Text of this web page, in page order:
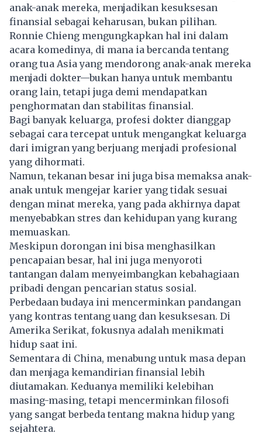
anak-anak mereka, menjadikan kesuksesan
finansial sebagai keharusan, bukan pilihan.
Ronnie Chieng mengungkapkan hal ini dalam
acara komedinya, di mana ia bercanda tentang
orang tua Asia yang mendorong anak-anak mereka
menjadi dokter—bukan hanya untuk membantu
orang lain, tetapi juga demi mendapatkan
penghormatan dan stabilitas finansial.
Bagi banyak keluarga, profesi dokter dianggap
sebagai cara tercepat untuk mengangkat keluarga
dari imigran yang berjuang menjadi profesional
yang dihormati.
Namun, tekanan besar ini juga bisa memaksa anak-
anak untuk mengejar karier yang tidak sesuai
dengan minat mereka, yang pada akhirnya dapat
menyebabkan stres dan kehidupan yang kurang
memuaskan.
Meskipun dorongan ini bisa menghasilkan
pencapaian besar, hal ini juga menyoroti
tantangan dalam menyeimbangkan kebahagiaan
pribadi dengan pencarian status sosial.
Perbedaan budaya ini mencerminkan pandangan
yang kontras tentang uang dan kesuksesan. Di
Amerika Serikat, fokusnya adalah menikmati
hidup saat ini.
Sementara di China, menabung untuk masa depan
dan menjaga kemandirian finansial lebih
diutamakan. Keduanya memiliki kelebihan
masing-masing, tetapi mencerminkan filosofi
yang sangat berbeda tentang makna hidup yang
sejahtera.